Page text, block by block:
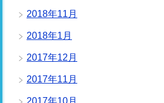
2018年11月
2018年1月
2017年12月
2017年11月
2017年10月